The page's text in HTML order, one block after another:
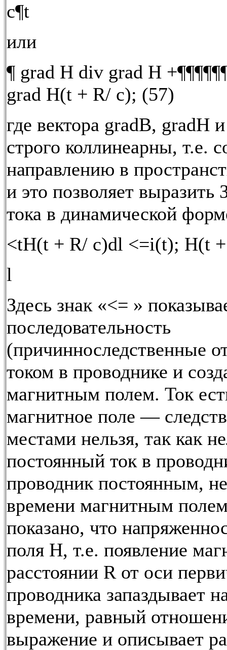
c¶t
или
¶ grad H div grad H
grad H(t + R/ c); (57)
где вектора gradВ, gradН
строго коллинеарны, т.е.
направлению в
и это позволяет выразить
тока в динамической
<tH(t + R/ c)dl <=i(t); H(t
l
Здесь знак «<= »
последовательность
(причинноследственные
током в проводнике и
магнитным полем. Ток
магнитное поле —
местами нельзя, так как
постоянный ток в
проводник постоянным,
времени магнитным
показано, что
поля Н, т.е. появление
расстоянии R от оси
проводника запаздывает
времени, равный
выражение и описывает